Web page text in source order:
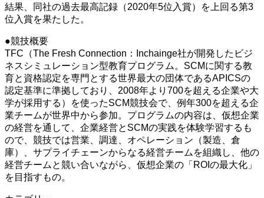
結果、同社の過去最高記録（2020年5位入賞）を上回る第3
位入賞を果たした。
●競技概要
TFC（The Fresh Connection：Inchainge社が開発したビジ
ネスシミュレーション型教育プログラム。SCMに関する教
育と資格認定を専門とする世界最大の団体であるAPICSの
認定基準に準拠しており、2008年より700を超える企業や大
学が採用する）を使ったSCM競技会で、例年300を超える企
業チームが世界中から参加。プログラムの内容は、仮想企業
の経営を通して、企業経営とSCMの実践を体験学習するも
ので、競技では営業、調達、オペレーション（製造、倉
庫）、サプライチェーンからなる経営チームを組織し、他の
経営チームと競い合いながら、仮想企業の「ROIの最大化」
を目指すもの。